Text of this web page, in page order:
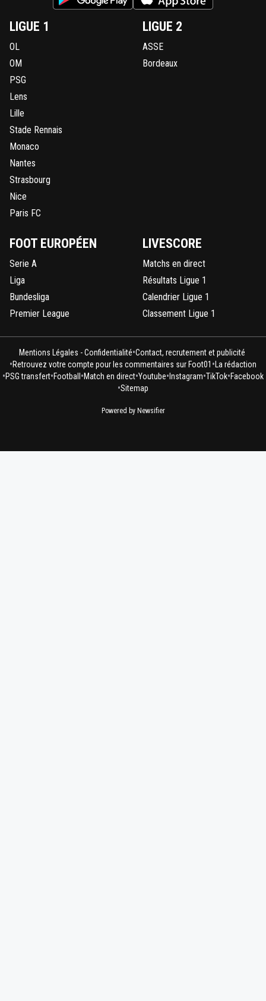
LIGUE 1
OL
OM
PSG
Lens
Lille
Stade Rennais
Monaco
Nantes
Strasbourg
Nice
Paris FC
LIGUE 2
ASSE
Bordeaux
FOOT EUROPÉEN
Serie A
Liga
Bundesliga
Premier League
LIVESCORE
Matchs en direct
Résultats Ligue 1
Calendrier Ligue 1
Classement Ligue 1
Mentions Légales - Confidentialité•Contact, recrutement et publicité
•Retrouvez votre compte pour les commentaires sur Foot01 • La rédaction
•PSG transfert•Football •Match en direct•Youtube• Instagram•TikTok•Facebook
•Sitemap
Powered by Newsifier